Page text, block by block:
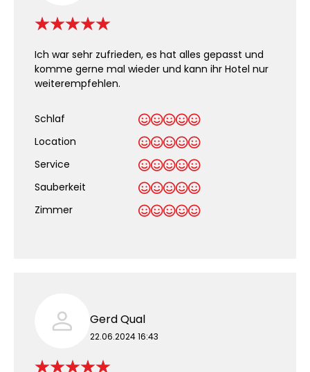
Ich war sehr zufrieden, es hat alles gepasst und
komme gerne mal wieder und kann ihr Hotel nur
weiterempfehlen.
Schlaf
Location
Service
Sauberkeit
Zimmer
Gerd Qual
22.06.2024 16:43